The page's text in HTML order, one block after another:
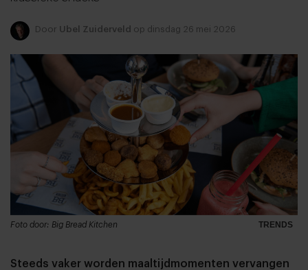
Door Ubel Zuiderveld op dinsdag 26 mei 2026
TRENDS
Foto door: Big Bread Kitchen
Steeds vaker worden maaltijdmomenten vervangen